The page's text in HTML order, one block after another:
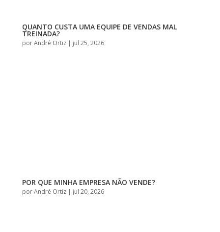
QUANTO CUSTA UMA EQUIPE DE VENDAS MAL
TREINADA?
porAndré Ortiz| jul 25, 2026
POR QUE MINHA EMPRESA NÃO VENDE?
porAndré Ortiz| jul 20, 2026